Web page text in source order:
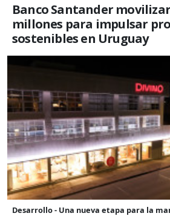
Banco Santander
millones para impulsar
sostenibles en Uruguay
Desarrollo - Una nueva etapa para la